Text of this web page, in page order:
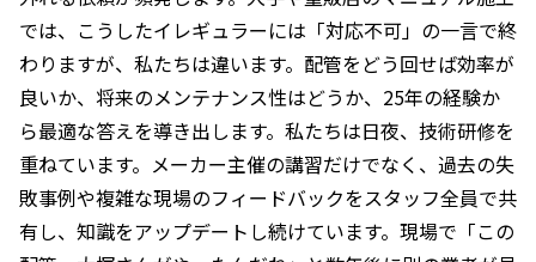
では、こうしたイレギュラーには「対応不可」の一言で終
わりますが、私たちは違います。配管をどう回せば効率が
良いか、将来のメンテナンス性はどうか、25年の経験か
ら最適な答えを導き出します。私たちは日夜、技術研修を
重ねています。メーカー主催の講習だけでなく、過去の失
敗事例や複雑な現場のフィードバックをスタッフ全員で共
有し、知識をアップデートし続けています。現場で「この